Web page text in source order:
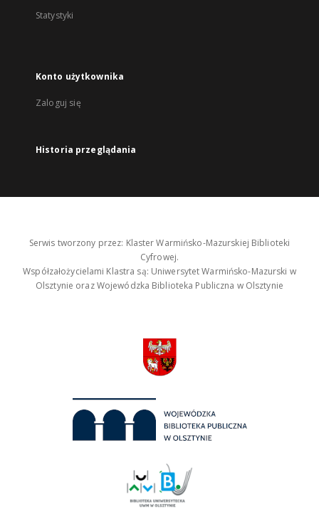
Statystyki
Konto użytkownika
Zaloguj się
Historia przeglądania
Serwis tworzony przez: Klaster Warmińsko-Mazurskiej Biblioteki
Cyfrowej.
Współzałożycielami Klastra są: Uniwersytet Warmińsko-Mazurski w
Olsztynie oraz Wojewódzka Biblioteka Publiczna w Olsztynie